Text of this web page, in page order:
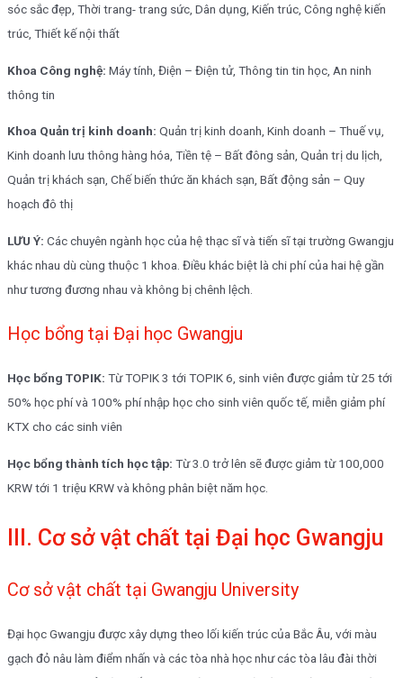
sóc sắc đẹp, Thời trang- trang sức, Dân dụng, Kiến trúc, Công nghệ kiến
trúc, Thiết kế nội thất
Khoa Công nghệ: Máy tính, Điện – Điện tử, Thông tin tin học, An ninh
thông tin
Khoa Quản trị kinh doanh: Quản trị kinh doanh, Kinh doanh – Thuế vụ,
Kinh doanh lưu thông hàng hóa, Tiền tệ – Bất đông sản, Quản trị du lịch,
Quản trị khách sạn, Chế biến thức ăn khách sạn, Bất động sản – Quy
hoạch đô thị
LƯU Ý: Các chuyên ngành học của hệ thạc sĩ và tiến sĩ tại trường Gwangju
khác nhau dù cùng thuộc 1 khoa. Điều khác biệt là chi phí của hai hệ gần
như tương đương nhau và không bị chênh lệch.
Học bổng tại Đại học Gwangju
Học bổng TOPIK: Từ TOPIK 3 tới TOPIK 6, sinh viên được giảm từ 25 tới
50% học phí và 100% phí nhập học cho sinh viên quốc tế, miễn giảm phí
KTX cho các sinh viên
Học bổng thành tích học tập: Từ 3.0 trở lên sẽ được giảm từ 100,000
KRW tới 1 triệu KRW và không phân biệt năm học.
III. Cơ sở vật chất tại Đại học Gwangju
Cơ sở vật chất tại Gwangju University
Đại học Gwangju được xây dựng theo lối kiến trúc của Bắc Âu, với màu
gạch đỏ nâu làm điểm nhấn và các tòa nhà học như các tòa lâu đài thời